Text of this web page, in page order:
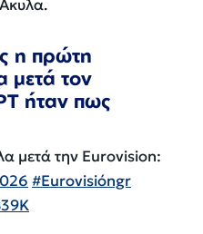
η πρώτη
μετά τον
ήταν πως
μετά την Eurovision:
#Eurovisióngr